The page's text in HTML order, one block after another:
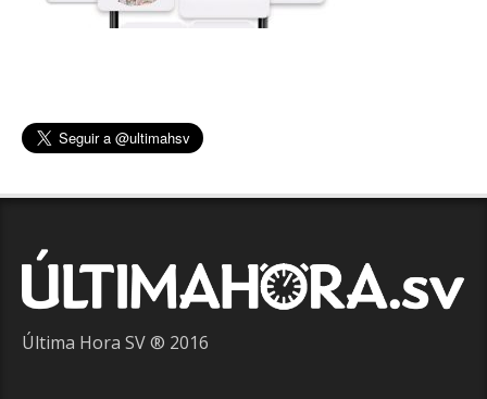
Última Hora SV ® 2016